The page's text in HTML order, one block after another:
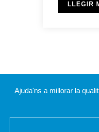
LLEGIR
Ajuda'ns a millorar la